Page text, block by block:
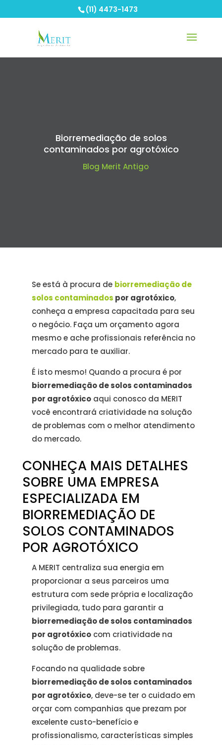
(11) 4473-1473
Biorremediação de solos
contaminados por agrotóxico
Blog Merit Antigo
Se está à procura de biorremediação de
solos contaminados por agrotóxico,
conheça a empresa capacitada para seu
o negócio. Faça um orçamento agora
mesmo e ache profissionais referência no
mercado para te auxiliar.
É isto mesmo! Quando a procura é por
biorremediação de solos contaminados
por agrotóxico aqui conosco da MERIT
você encontrará criatividade na solução
de problemas com o melhor atendimento
do mercado.
CONHEÇA MAIS DETALHES
SOBRE UMA EMPRESA
ESPECIALIZADA EM
BIORREMEDIAÇÃO DE
SOLOS CONTAMINADOS
POR AGROTÓXICO
A MERIT centraliza sua energia em
proporcionar a seus parceiros uma
estrutura com sede própria e localização
privilegiada, tudo para garantir a
biorremediação de solos contaminados
por agrotóxico com criatividade na
solução de problemas.
Focando na qualidade sobre
biorremediação de solos contaminados
por agrotóxico, deve-se ter o cuidado em
orçar com companhias que prezam por
excelente custo-benefício e
profissionalismo, características simples